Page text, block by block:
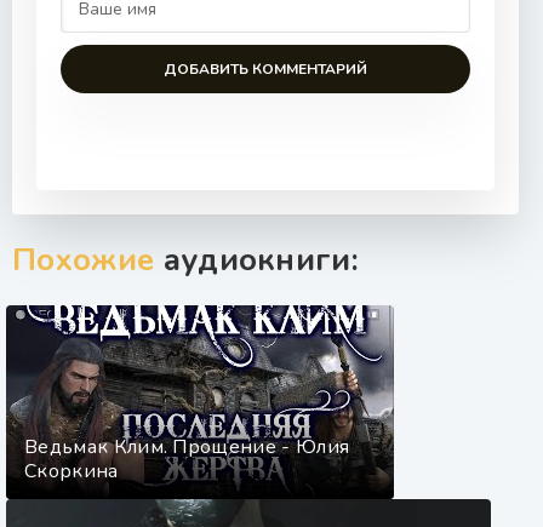
ДОБАВИТЬ КОММЕНТАРИЙ
Похожие аудиокниги:
Ведьмак Клим. Прощение - Юлия
Скоркина